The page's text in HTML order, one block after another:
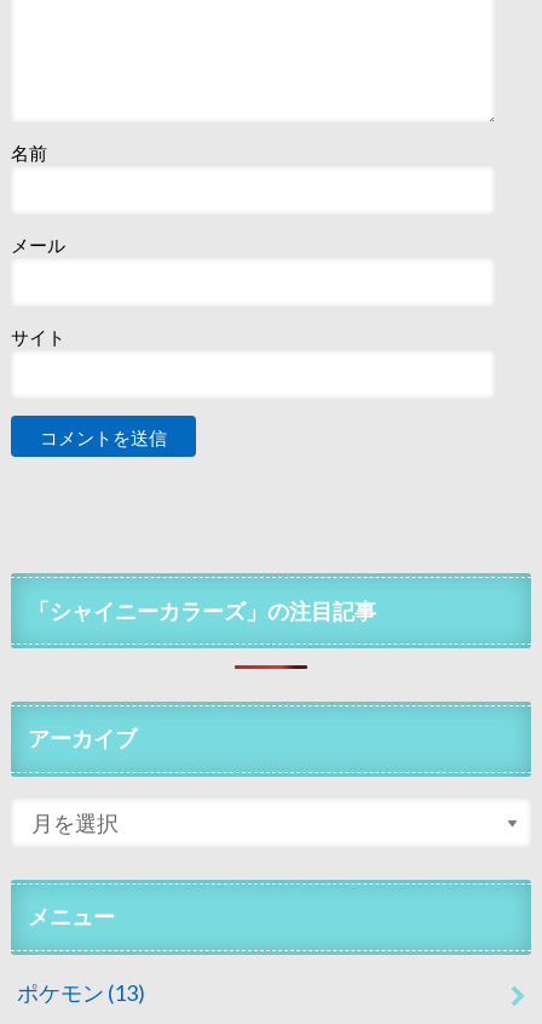
名前
メール
サイト
「シャイニーカラーズ」の注目記事
アーカイブ
メニュー
ポケモン (13)